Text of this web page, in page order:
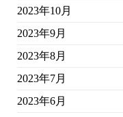
2023年10月
2023年9月
2023年8月
2023年7月
2023年6月